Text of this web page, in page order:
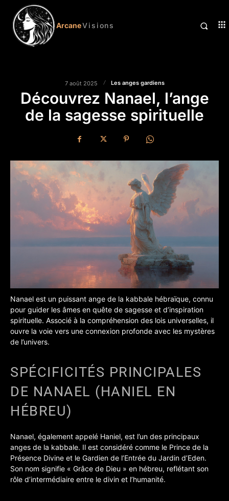
ArcaneVisions
7 août 2025 Les anges gardiens
Découvrez Nanael, l’ange
de la sagesse spirituelle
Nanael est un puissant ange de la kabbale hébraïque, connu
pour guider les âmes en quête de sagesse et d’inspiration
spirituelle. Associé à la compréhension des lois universelles, il
ouvre la voie vers une connexion profonde avec les mystères
de l’univers.
SPÉCIFICITÉS PRINCIPALES
DE NANAEL (HANIEL EN
HÉBREU)
Nanael, également appelé Haniel, est l’un des principaux
anges de la kabbale. Il est considéré comme le Prince de la
Présence Divine et le Gardien de l’Entrée du Jardin d’Eden.
Son nom signifie « Grâce de Dieu » en hébreu, reflétant son
rôle d’intermédiaire entre le divin et l’humanité.